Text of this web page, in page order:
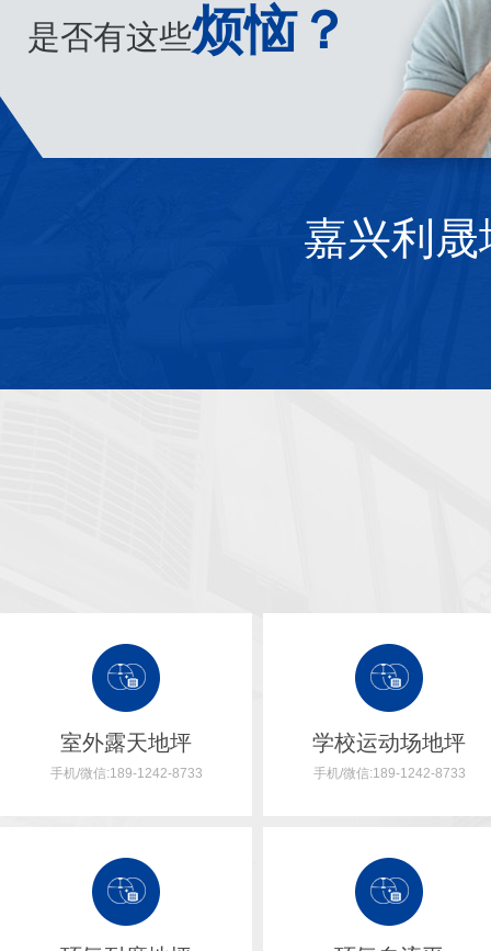
是否有这些烦恼？
嘉兴利
室外露天地坪
手机/微信:189-1242-8733
学校运动场地坪
手机/微信:189-1242-8733